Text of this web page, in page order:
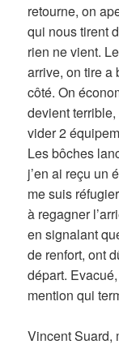
retourne, on
qui nous tirent
rien ne vient.
arrive, on tire a
côté. On
devient
vider 2
Les bôches
j’en ai reçu un
me suis
à regagner
en signalant
de renfort, ont
départ.
mention qui
Vincent Suard,